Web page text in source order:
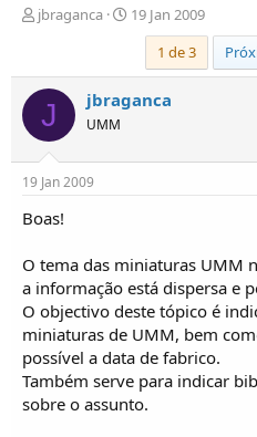
I
c
i
d
d
e
p
i
c
o
s
jbraganca
D
a
d
e
19 Jan 2009
1 de 3
J jbraganca
UMM
19 Jan 2009
Boas!
O tema das miniaturas UMM
a informação está dispersa e
O objectivo deste tópico é
miniaturas de UMM, bem
possível a data de fabrico.
Também serve para indicar
sobre o assunto.